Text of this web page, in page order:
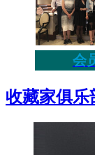
会
收藏家俱乐